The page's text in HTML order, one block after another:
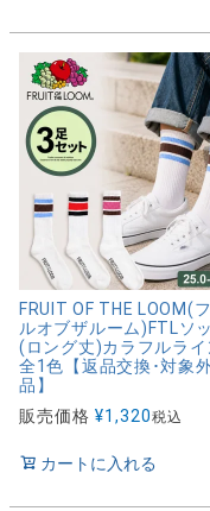
FRUIT OF THE LOOM(
ルオブザルーム)FTLソ
(ロング丈)カラフルラ
全1色【返品交換･対象
品】
販売価格 ¥1,320税込
カートに入れる